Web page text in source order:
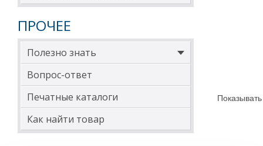
ПРОЧЕЕ
Полезно знать
Вопрос-ответ
Печатные каталоги
Как найти товар